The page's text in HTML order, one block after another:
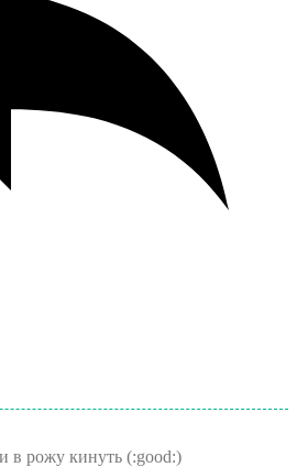
в рожу кинуть (:good:)